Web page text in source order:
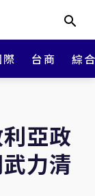
際 台商 綜
亞政
力清